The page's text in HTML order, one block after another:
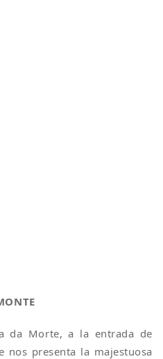
da Morte, a la entrada de
nos presenta la majestuosa